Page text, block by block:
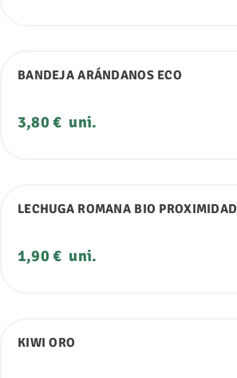
BANDEJA ARÁNDANOS ECO
Precio
3,80 € uni.
LECHUGA ROMANA BIO PROXIMIDAD
Precio
1,90 € uni.
KIWI ORO